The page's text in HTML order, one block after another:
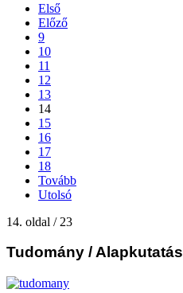
Első
Előző
9
10
11
12
13
14
15
16
17
18
Tovább
Utolsó
14. oldal / 23
Tudomány / Alapkutatás